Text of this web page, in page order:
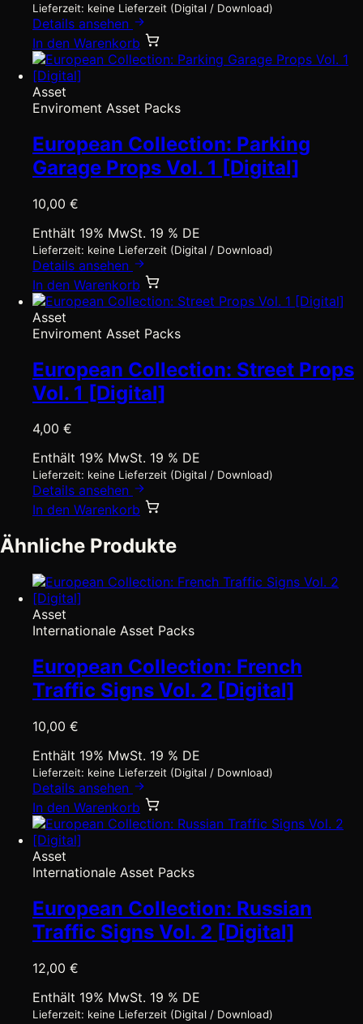
Lieferzeit: keine Lieferzeit (Digital / Download)
Details ansehen
In den Warenkorb
Asset
Enviroment Asset Packs
European Collection: Parking
Garage Props Vol. 1 [Digital]
10,00 €
Enthält 19% MwSt. 19 % DE
Lieferzeit: keine Lieferzeit (Digital / Download)
Details ansehen
In den Warenkorb
Asset
Enviroment Asset Packs
European Collection: Street Props
Vol. 1 [Digital]
4,00 €
Enthält 19% MwSt. 19 % DE
Lieferzeit: keine Lieferzeit (Digital / Download)
Details ansehen
In den Warenkorb
Ähnliche Produkte
Asset
Internationale Asset Packs
European Collection: French
Traffic Signs Vol. 2 [Digital]
10,00 €
Enthält 19% MwSt. 19 % DE
Lieferzeit: keine Lieferzeit (Digital / Download)
Details ansehen
In den Warenkorb
Asset
Internationale Asset Packs
European Collection: Russian
Traffic Signs Vol. 2 [Digital]
12,00 €
Enthält 19% MwSt. 19 % DE
Lieferzeit: keine Lieferzeit (Digital / Download)